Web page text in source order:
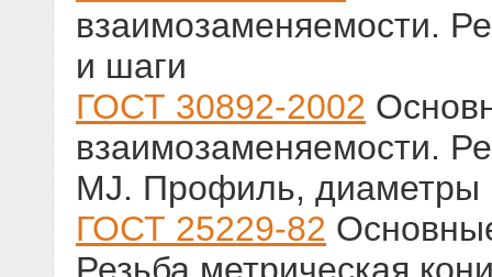
взаимозаменяемости.
и шаги
ГОСТ 30892-2002
взаимозаменяемости.
MJ. Профиль, диаметры
ГОСТ 25229-82